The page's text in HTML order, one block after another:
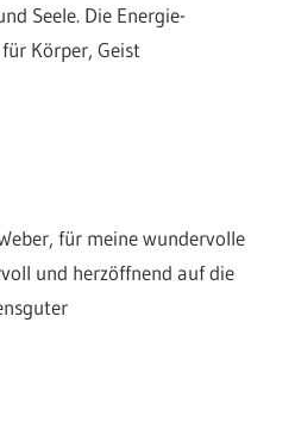
Seele. Die Energie-
Körper, Geist
für meine wundervolle
und herzöffnend auf die